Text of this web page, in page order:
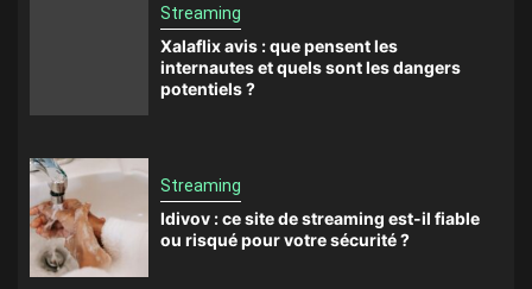
Streaming
Xalaflix avis : que pensent les
internautes et quels sont les dangers
potentiels ?
Streaming
Idivov : ce site de streaming est-il fiable
ou risqué pour votre sécurité ?